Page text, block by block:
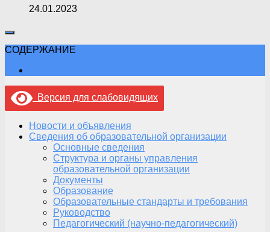
24.01.2023
СОДЕРЖАНИЕ
Версия для слабовидящих
Новости и объявления
Сведения об образовательной организации
Основные сведения
Структура и органы управления
образовательной организации
Документы
Образование
Образовательные стандарты и требования
Руководство
Педагогический (научно-педагогический)